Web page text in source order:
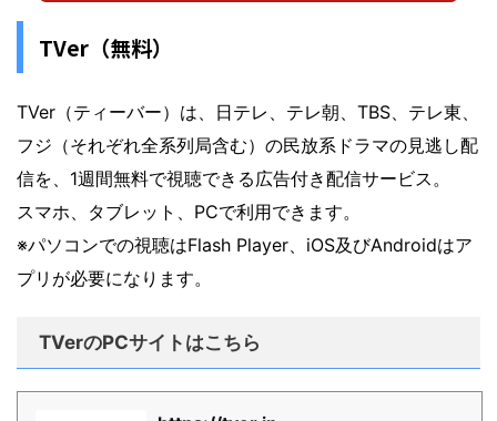
TVer（無料）
TVer（ティーバー）は、日テレ、テレ朝、TBS、テレ東、
フジ（それぞれ全系列局含む）の民放系ドラマの見逃し配
信を、1週間無料で視聴できる広告付き配信サービス。
スマホ、タブレット、PCで利用できます。
※パソコンでの視聴はFlash Player、iOS及びAndroidはア
プリが必要になります。
TVerのPCサイトはこちら